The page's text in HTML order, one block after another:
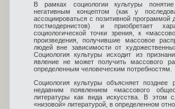
В рамках социологии культуры
негативным концептом (как у
ассоциироваться с позитивной программой
постмодернистов) и приобретает
социологической точки зрения, к
произведения, получившие массовое
людей вне зависимости от
Социология культуры исходит из
явление не может получить массового
определенным человеческим потребностям.
Социология культуры объясняет позднее
недавним появлением «массового
литературы как вида искусства. В этом
«низовой» литературой, в определенном